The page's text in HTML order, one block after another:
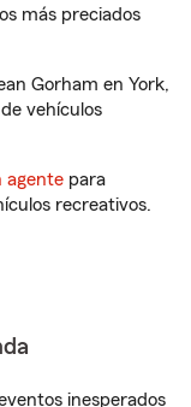
más preciados
Gorham en York,
vehículos
agente para
recreativos.
inesperados